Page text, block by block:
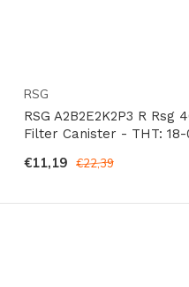
RSG
RSG A2B2E2K2P3 R Rsg
Filter Canister - THT: 18-
€11,19 €22,39